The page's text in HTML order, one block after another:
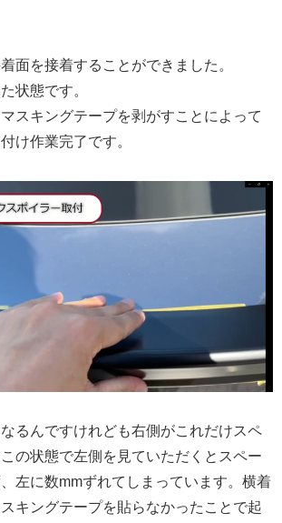
面を接着することができました。
状態です。
スキングテープを剥がすことによって
け作業完了です。
るんですけれども右側がこれだけスペ
の状態で左側を見ていただくとスペー
左に数mmずれてしまっています。横着
キングテープを貼らなかったことで起